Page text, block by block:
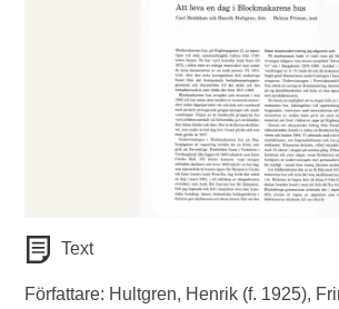
Text
Författare: Hultgren, Henrik (f. 1925),